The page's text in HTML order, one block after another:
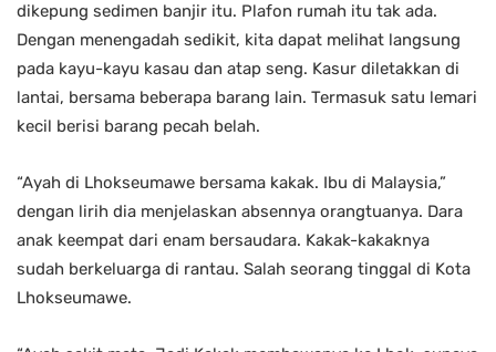
dikepung sedimen banjir itu. Plafon rumah itu tak ada.
Dengan menengadah sedikit, kita dapat melihat langsung
pada kayu-kayu kasau dan atap seng. Kasur diletakkan di
lantai, bersama beberapa barang lain. Termasuk satu lemari
kecil berisi barang pecah belah.
“Ayah di Lhokseumawe bersama kakak. Ibu di Malaysia,”
dengan lirih dia menjelaskan absennya orangtuanya. Dara
anak keempat dari enam bersaudara. Kakak-kakaknya
sudah berkeluarga di rantau. Salah seorang tinggal di Kota
Lhokseumawe.